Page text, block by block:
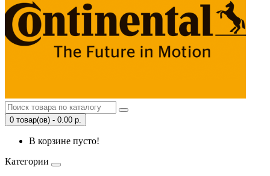
0 товар(ов) - 0.00 р.
В корзине пусто!
Категории